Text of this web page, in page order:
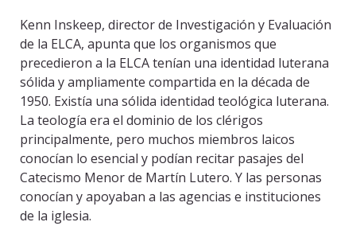
Kenn Inskeep, director de Investigación y Evaluación
de la ELCA, apunta que los organismos que
precedieron a la ELCA tenían una identidad luterana
sólida y ampliamente compartida en la década de
1950. Existía una sólida identidad teológica luterana.
La teología era el dominio de los clérigos
principalmente, pero muchos miembros laicos
conocían lo esencial y podían recitar pasajes del
Catecismo Menor de Martín Lutero. Y las personas
conocían y apoyaban a las agencias e instituciones
de la iglesia.